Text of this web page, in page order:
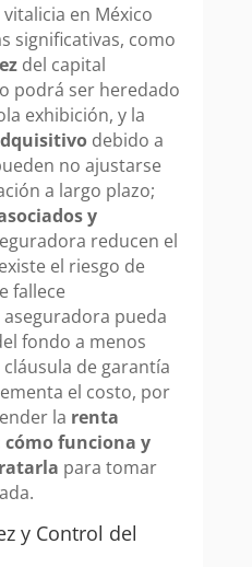
en México
significativas, como
del capital
podrá ser heredado
exhibición, y la
debido a
no ajustarse
a largo plazo;
y
reducen el
el riesgo de
fallece
pueda
fondo a menos
de garantía
el costo, por
la renta
funciona y
para tomar
y Control del